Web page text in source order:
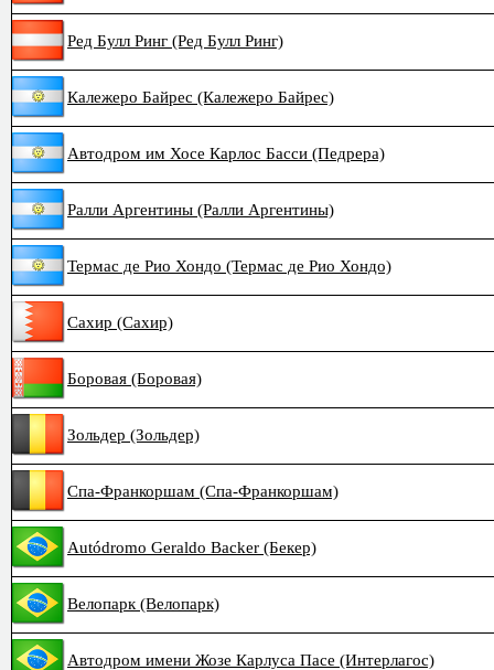
Ред Булл Ринг (Ред Булл Ринг)
Калежеро Байрес (Калежеро Байрес)
Автодром им Хосе Карлос Басси (Педрера)
Ралли Аргентины (Ралли Аргентины)
Термас де Рио Хондо (Термас де Рио Хондо)
Сахир (Сахир)
Боровая (Боровая)
Зольдер (Зольдер)
Спа-Франкоршам (Спа-Франкоршам)
Autódromo Geraldo Backer (Бекер)
Велопарк (Велопарк)
Автодром имени Жозе Карлуса Пасе (Интерлагос)